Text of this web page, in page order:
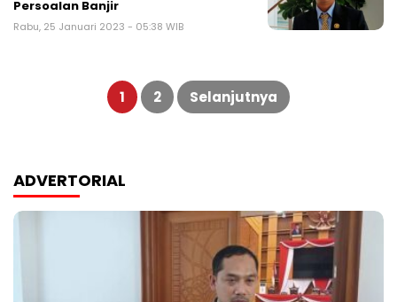
Persoalan Banjir
Rabu, 25 Januari 2023 - 05:38 WIB
Paginasi
1 2 Selanjutnya
ADVERTORIAL